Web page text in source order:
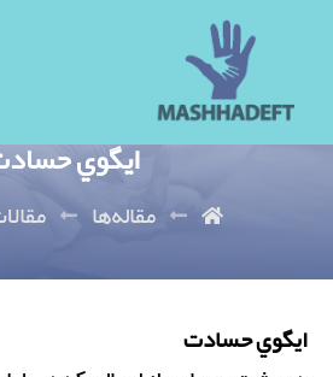
ايگوي
مقاله‌ها
ايگوي حسادت